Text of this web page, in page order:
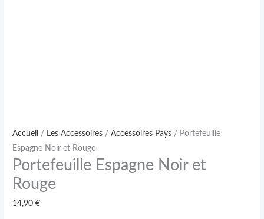
Accueil / Les Accessoires /Accessoires Pays / Portefeuille
Espagne Noir et Rouge
Portefeuille Espagne Noir et
Rouge
14,90€